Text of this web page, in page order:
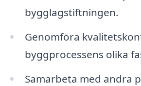
bygglagstiftningen.
Genomföra
byggprocessens olika
Samarbeta med andra